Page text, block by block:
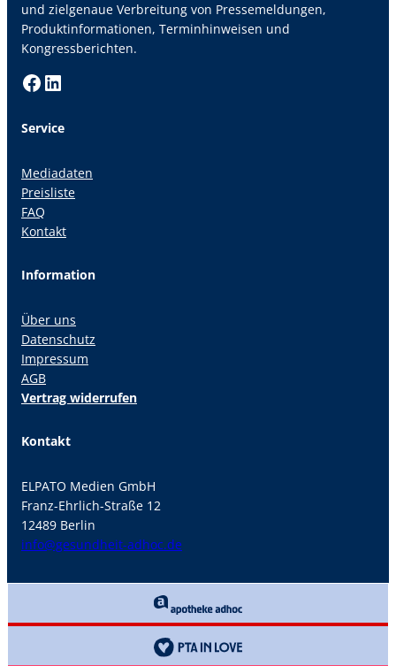
und zielgenaue Verbreitung von Pressemeldungen,
Produktinformationen, Terminhinweisen und
Kongressberichten.
Facebook LinkedIn
Service
Mediadaten
Preisliste
FAQ
Kontakt
Information
Über uns
Datenschutz
Impressum
AGB
Vertrag widerrufen
Kontakt
ELPATO Medien GmbH
Franz-Ehrlich-Straße 12
12489 Berlin
info@gesundheit-adhoc.de